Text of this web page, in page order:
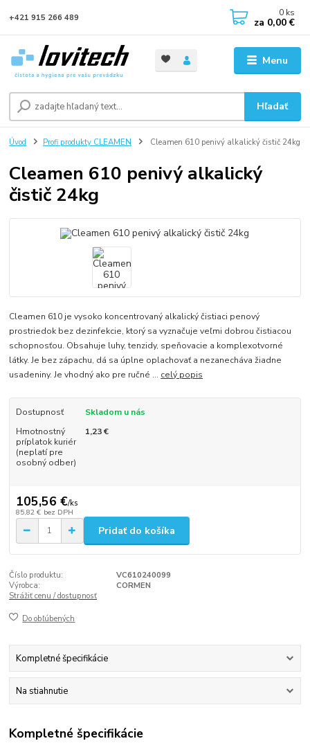
Menu
Hľadať
+421 915 266 489 0 ks
za 0,00 €
Úvod Profi produkty CLEAMEN Cleamen 610 penivý alkalický čistič 24kg
Cleamen 610 penivý alkalický
čistič 24kg
Cleamen 610 je vysoko koncentrovaný alkalický čistiaci penový
prostriedok bez dezinfekcie, ktorý sa vyznačuje veľmi dobrou čistiacou
schopnosťou. Obsahuje luhy, tenzidy, speňovacie a komplexotvorné
látky. Je bez zápachu, dá sa úplne oplachovať a nezanecháva žiadne
usadeniny. Je vhodný ako pre ručné ... celý popis
Dostupnosť
Skladom u nás
Hmotnostný
príplatok kuriér
(neplatí pre
osobný odber)
1,23 €
105,56 €/ks
85,82 € bez DPH
Pridať do košíka
Číslo produktu:
VC610240099
Výrobca:
CORMEN
Strážiť cenu / dostupnosť
Do obľúbených
Kompletné špecifikácie
Na stiahnutie
Kompletné špecifikácie